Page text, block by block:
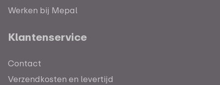
Werken bij Mepal
Klantenservice
Contact
Verzendkosten en levertijd